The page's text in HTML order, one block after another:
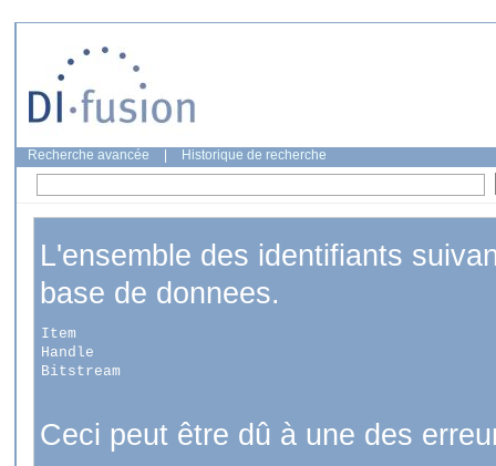
Recherche avancée Historique de recherche
L'ensemble des identifiants
base de donnees.
Item
Handle
Bitstream
Ceci peut être dû à une des